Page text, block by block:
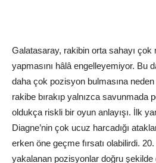
Galatasaray, rakibin orta sahayı
yapmasını hâlâ engelleyemiyor. Bu
daha çok pozisyon bulmasına
rakibe bırakıp yalnızca savunmada
oldukça riskli bir oyun anlayışı. İlk
Diagne’nin çok ucuz harcadığı
erken öne geçme fırsatı olabilirdi.
yakalanan pozisyonlar doğru şekilde